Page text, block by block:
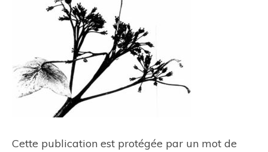
Cette publication est protégée par un mot de